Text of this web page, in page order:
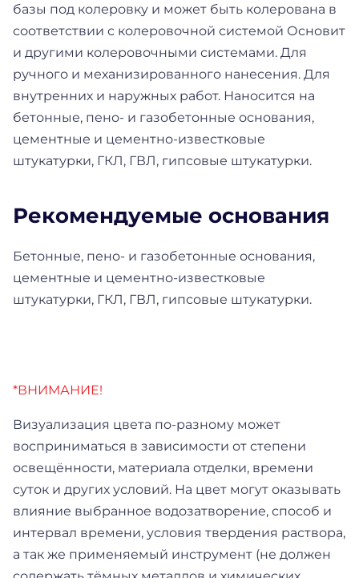
базы под колеровку и может быть колерована в
соответствии с колеровочной системой Основит
и другими колеровочными системами. Для
ручного и механизированного нанесения. Для
внутренних и наружных работ. Наносится на
бетонные, пено- и газобетонные основания,
цементные и цементно-известковые
штукатурки, ГКЛ, ГВЛ, гипсовые штукатурки.
Рекомендуемые основания
Бетонные, пено- и газобетонные основания,
цементные и цементно-известковые
штукатурки, ГКЛ, ГВЛ, гипсовые штукатурки.
*ВНИМАНИЕ!
Визуализация цвета по-разному может
восприниматься в зависимости от степени
освещённости, материала отделки, времени
суток и других условий. На цвет могут оказывать
влияние выбранное водозатворение, способ и
интервал времени, условия твердения раствора,
а так же применяемый инструмент (не должен